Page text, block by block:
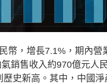
，增長7.1%，期內營
銷售收入約970億元人
史新高。其中，中國